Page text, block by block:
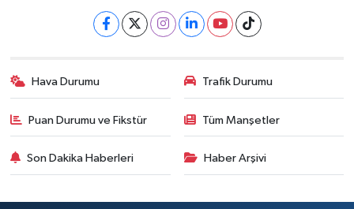
Hava Durumu Trafik Durumu
Puan Durumu ve Fikstür Tüm Manşetler
Son Dakika Haberleri Haber Arşivi